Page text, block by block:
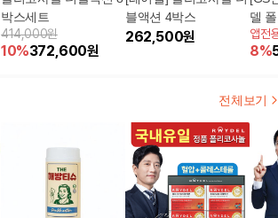
박스세트
414,000원
10%372,600원
블액션 4박스
262,500원
델
션
앱전
8%
전체보기